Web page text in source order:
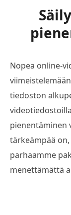
Nopea online-
tiedoston
pienentäminen
tärkeämpää
parhaamme
menettämättä